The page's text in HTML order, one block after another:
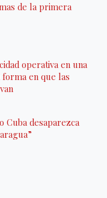
de la primera
operativa en una
en que las
Cuba desaparezca